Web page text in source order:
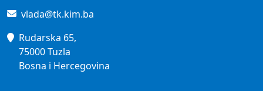
vlada@tk.kim.ba
Rudarska 65,
75000 Tuzla
Bosna i Hercegovina